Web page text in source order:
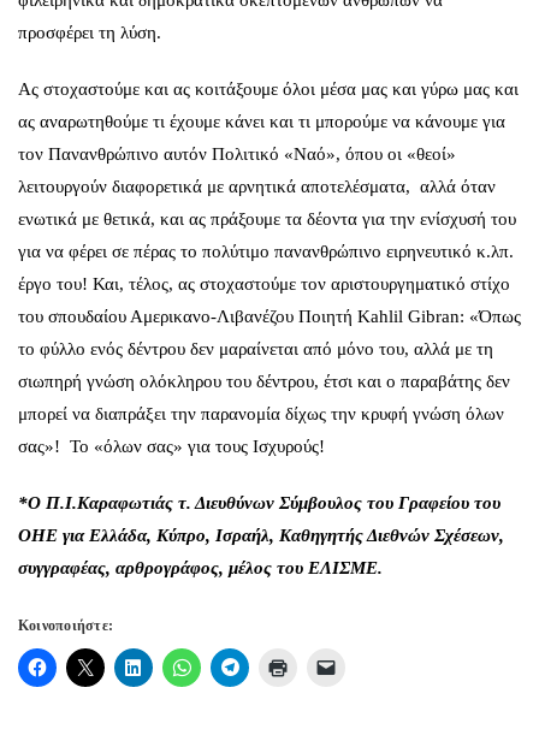
προσφέρει τη λύση.
Ας στοχαστούμε και ας κοιτάξουμε όλοι μέσα μας και γύρω μας και
ας αναρωτηθούμε τι έχουμε κάνει και τι μπορούμε να κάνουμε για
τον Πανανθρώπινο αυτόν Πολιτικό «Ναό», όπου οι «θεοί»
λειτουργούν διαφορετικά με αρνητικά αποτελέσματα, αλλά όταν
ενωτικά με θετικά, και ας πράξουμε τα δέοντα για την ενίσχυσή του
για να φέρει σε πέρας το πολύτιμο πανανθρώπινο ειρηνευτικό κ.λπ.
έργο του! Και, τέλος, ας στοχαστούμε τον αριστουργηματικό στίχο
του σπουδαίου Αμερικανο-Λιβανέζου Ποιητή Kahlil Gibran: «Όπως
το φύλλο ενός δέντρου δεν μαραίνεται από μόνο του, αλλά με τη
σιωπηρή γνώση ολόκληρου του δέντρου, έτσι και ο παραβάτης δεν
μπορεί να διαπράξει την παρανομία δίχως την κρυφή γνώση όλων
σας»! Το «όλων σας» για τους Ισχυρούς!
*Ο Π.Ι.Καραφωτιάς τ. Διευθύνων Σύμβουλος του Γραφείου του
ΟΗΕ για Ελλάδα, Κύπρο, Ισραήλ, Καθηγητής Διεθνών Σχέσεων,
συγγραφέας, αρθρογράφος, μέλος του ΕΛΙΣΜΕ.
Κοινοποιήστε: